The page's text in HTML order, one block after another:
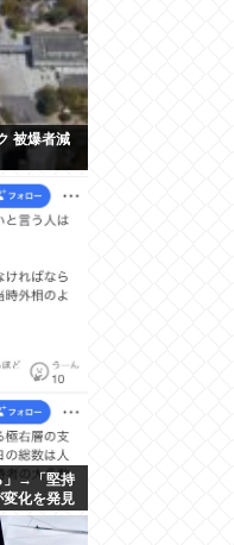
被爆者減
」→「堅持
化を発見